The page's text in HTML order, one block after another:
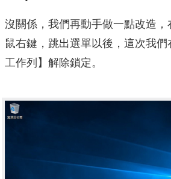
沒關係，我們再動手做一點改造
鼠右鍵，跳出選單以後，這次我
工作列】解除鎖定。